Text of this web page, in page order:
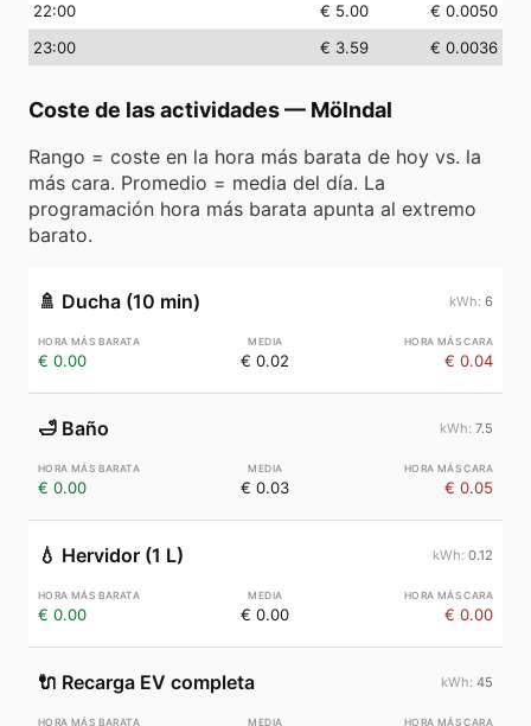
22:00 € 5.00
€ 0.0050
23:00 € 3.59 € 0.0036
Coste de las actividades— Mölndal
Rango = coste en la hora más barata de hoy vs. la
más cara. Promedio = media del día. La
programación hora más barata apunta al extremo
barato.
🚿 Ducha (10 min) 6
€ 0.00 € 0.02 € 0.04
🛁 Baño 7.5
€ 0.00 € 0.03 € 0.05
💧 Hervidor (1 L) 0.12
€ 0.00 € 0.00 € 0.00
🔌 Recarga EV completa 45